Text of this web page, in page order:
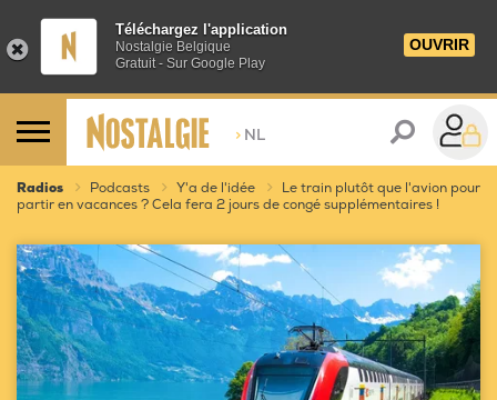
Téléchargez l'application
Nostalgie Belgique
Gratuit - Sur Google Play
OUVRIR
> NL
Radios Podcasts Y'a de l'idée
Le train plutôt que l'avion pour
partir en vacances ? Cela fera 2 jours de congé supplémentaires !